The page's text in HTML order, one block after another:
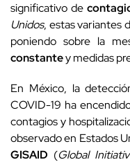
significativo de
Unidos, estas variantes
poniendo sobre la
constantey medidas
En México, la
COVID-19 ha
contagios y
observado en Estados
GISAID (Global